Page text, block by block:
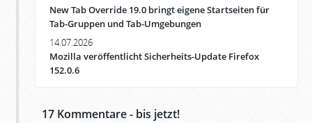
New Tab Override 19.0 bringt eigene Startseiten für
Tab-Gruppen und Tab-Umgebungen
14.07.2026
Mozilla veröffentlicht Sicherheits-Update Firefox
152.0.6
17 Kommentare - bis jetzt!